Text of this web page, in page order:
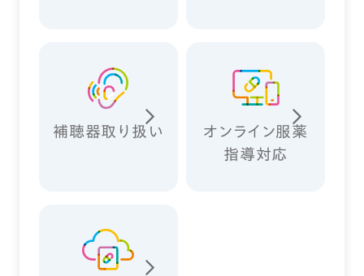
補聴器取り扱い
オンライン服薬
指導対応